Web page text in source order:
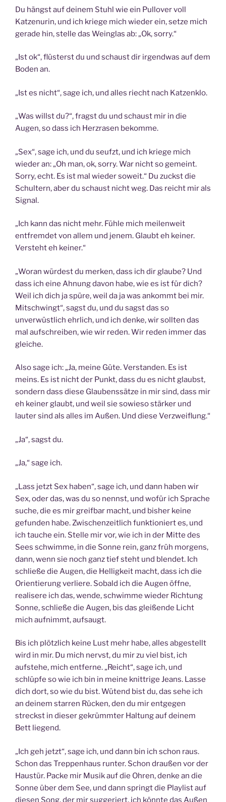
Du hängst auf deinem Stuhl wie ein Pullover voll
Katzenurin, und ich kriege mich wieder ein, setze mich
gerade hin, stelle das Weinglas ab: „Ok, sorry.“
„Ist ok“, flüsterst du und schaust dir irgendwas auf dem
Boden an.
„Ist es nicht“, sage ich, und alles riecht nach Katzenklo.
„Was willst du?“, fragst du und schaust mir in die
Augen, so dass ich Herzrasen bekomme.
„Sex“, sage ich, und du seufzt, und ich kriege mich
wieder an: „Oh man, ok, sorry. War nicht so gemeint.
Sorry, echt. Es ist mal wieder soweit.“ Du zuckst die
Schultern, aber du schaust nicht weg. Das reicht mir als
Signal.
„Ich kann das nicht mehr. Fühle mich meilenweit
entfremdet von allem und jenem. Glaubt eh keiner.
Versteht eh keiner.“
„Woran würdest du merken, dass ich dir glaube? Und
dass ich eine Ahnung davon habe, wie es ist für dich?
Weil ich dich ja spüre, weil da ja was ankommt bei mir.
Mitschwingt“, sagst du, und du sagst das so
unverwüstlich ehrlich, und ich denke, wir sollten das
mal aufschreiben, wie wir reden. Wir reden immer das
gleiche.
Also sage ich: „Ja, meine Güte. Verstanden. Es ist
meins. Es ist nicht der Punkt, dass du es nicht glaubst,
sondern dass diese Glaubenssätze in mir sind, dass mir
eh keiner glaubt, und weil sie sowieso stärker und
lauter sind als alles im Außen. Und diese Verzweiflung.“
„Ja“, sagst du.
„Ja,“ sage ich.
„Lass jetzt Sex haben“, sage ich, und dann haben wir
Sex, oder das, was du so nennst, und wofür ich Sprache
suche, die es mir greifbar macht, und bisher keine
gefunden habe. Zwischenzeitlich funktioniert es, und
ich tauche ein. Stelle mir vor, wie ich in der Mitte des
Sees schwimme, in die Sonne rein, ganz früh morgens,
dann, wenn sie noch ganz tief steht und blendet. Ich
schließe die Augen, die Helligkeit macht, dass ich die
Orientierung verliere. Sobald ich die Augen öffne,
realisere ich das, wende, schwimme wieder Richtung
Sonne, schließe die Augen, bis das gleißende Licht
mich aufnimmt, aufsaugt.
Bis ich plötzlich keine Lust mehr habe, alles abgestellt
wird in mir. Du mich nervst, du mir zu viel bist, ich
aufstehe, mich entferne. „Reicht“, sage ich, und
schlüpfe so wie ich bin in meine knittrige Jeans. Lasse
dich dort, so wie du bist. Wütend bist du, das sehe ich
an deinem starren Rücken, den du mir entgegen
streckst in dieser gekrümmter Haltung auf deinem
Bett liegend.
„Ich geh jetzt“, sage ich, und dann bin ich schon raus.
Schon das Treppenhaus runter. Schon draußen vor der
Haustür. Packe mir Musik auf die Ohren, denke an die
Sonne über dem See, und dann springt die Playlist auf
diesen Song, der mir suggeriert, ich könnte das Außen